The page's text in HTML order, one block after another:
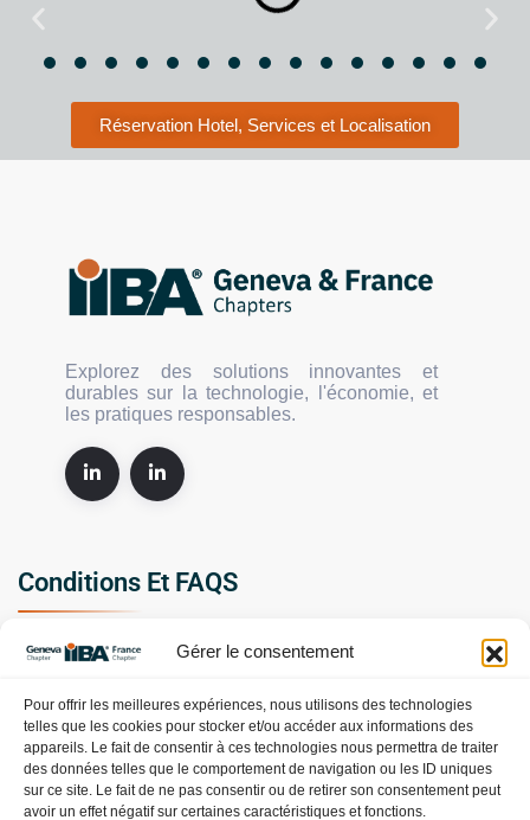
Gérer le consentement
Pour offrir les meilleures expériences, nous utilisons des technologies
telles que les cookies pour stocker et/ou accéder aux informations des
appareils. Le fait de consentir à ces technologies nous permettra de traiter
des données telles que le comportement de navigation ou les ID uniques
sur ce site. Le fait de ne pas consentir ou de retirer son consentement peut
avoir un effet négatif sur certaines caractéristiques et fonctions.
Réservation Hotel, Services et Localisation
Explorez des solutions innovantes et
durables sur la technologie, l'économie, et
les pratiques responsables.
Conditions Et FAQS
Politique de confidentialité
Conditions Générales de Vente et d’Utilisation
Politique en matière de remboursements et de retours
FAQS